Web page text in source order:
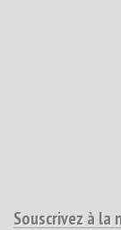
Souscrivez à la